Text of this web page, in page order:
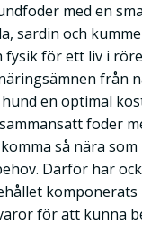
med en
sardin och
fysik för ett liv i
från
en optimal
foder
så nära
Därför har
för att kunna